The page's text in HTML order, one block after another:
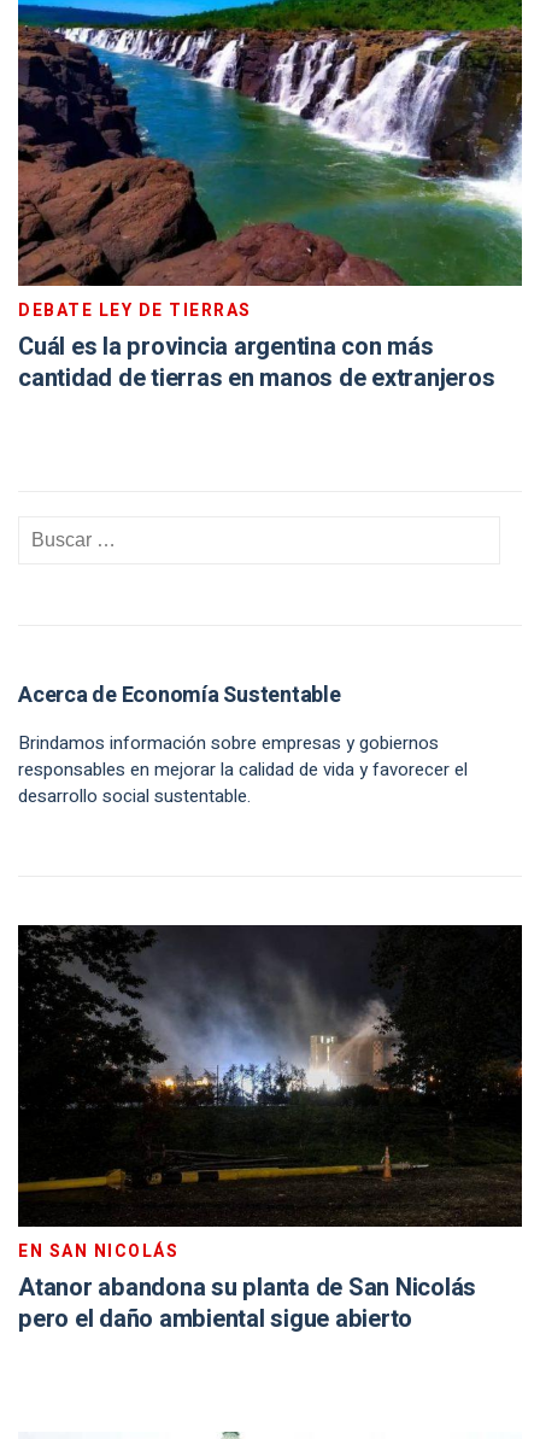
DEBATE LEY DE TIERRAS
Cuál es la provincia argentina con más
cantidad de tierras en manos de extranjeros
Acerca de Economía Sustentable
Brindamos información sobre empresas y gobiernos
responsables en mejorar la calidad de vida y favorecer el
desarrollo social sustentable.
EN SAN NICOLÁS
Atanor abandona su planta de San Nicolás
pero el daño ambiental sigue abierto